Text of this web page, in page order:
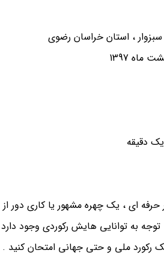
ای ، یک چهره مشهور یا کاری دور
توجه به توانایی هایش رکوردی وجود
رکورد ملی و حتی جهانی امتحان کنید .